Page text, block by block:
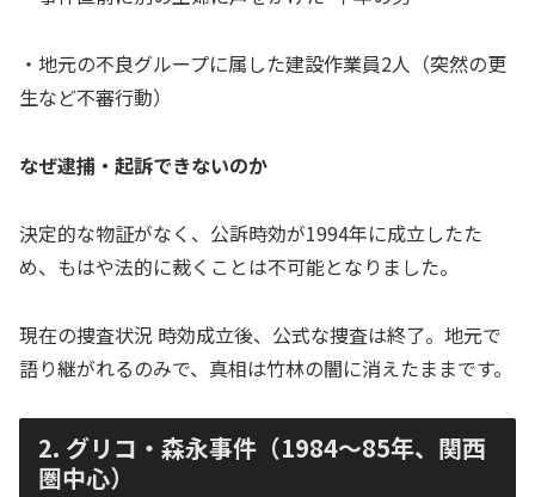
・地元の不良グループに属した建設作業員2人（突然の更
生など不審行動）
なぜ逮捕・起訴できないのか
決定的な物証がなく、公訴時効が1994年に成立したた
め、もはや法的に裁くことは不可能となりました。
現在の捜査状況 時効成立後、公式な捜査は終了。地元で
語り継がれるのみで、真相は竹林の闇に消えたままです。
2. グリコ・森永事件（1984〜85年、関西
圏中心）